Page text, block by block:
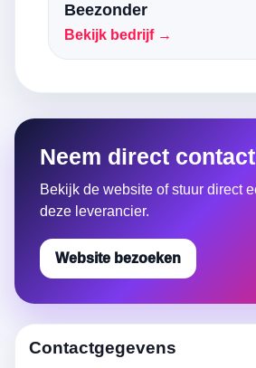
Beezonder
Bekijk bedrijf →
Neem direct
Bekijk de website of stuur direct
deze leverancier.
Website bezoeken
Contactgegevens